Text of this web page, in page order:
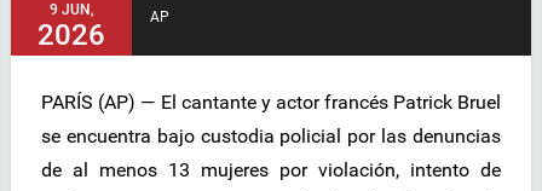
9 JUN,
2026
AP
PARÍS (AP) — El cantante y actor francés Patrick Bruel
se encuentra bajo custodia policial por las denuncias
de al menos 13 mujeres por violación, intento de